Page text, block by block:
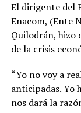
El dirigente del
Enacom, (Ente
Quilodrán, hizo
de la crisis
“Yo no voy a
anticipadas. Yo
nos dará la